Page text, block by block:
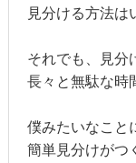
見分ける方法は
それでも、見分
長々と無駄な時
僕みたいなこと
簡単見分けがつ